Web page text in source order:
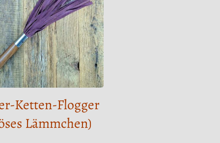
Ketten-Flogger
Lämmchen)